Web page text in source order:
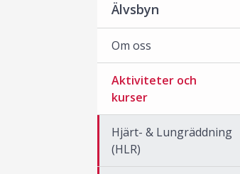
Älvsbyn
Om oss
Aktiviteter och
kurser
Hjärt- & Lungräddning
(HLR)